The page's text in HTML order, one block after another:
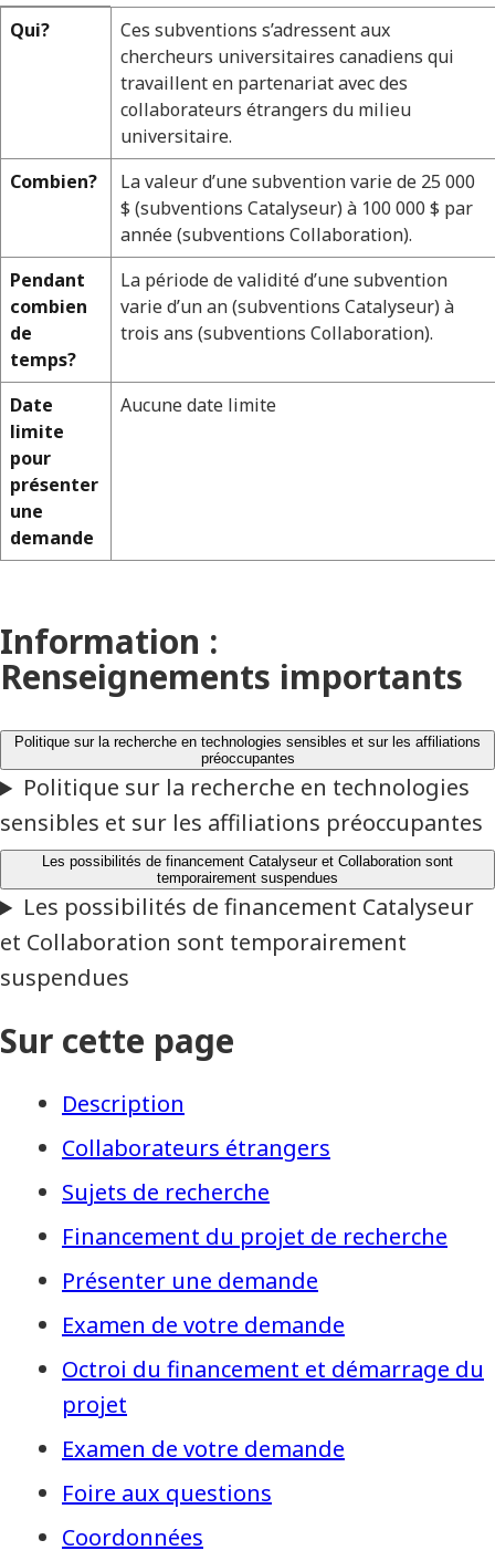
Overview
Qui?
Ces subventions s’adressent aux
chercheurs universitaires canadiens qui
travaillent en partenariat avec des
collaborateurs étrangers du milieu
universitaire.
Combien?
La valeur d’une subvention varie de 25 000
$ (subventions Catalyseur) à 100 000 $ par
année (subventions Collaboration).
Pendant
combien
de
temps?
La période de validité d’une subvention
varie d’un an (subventions Catalyseur) à
trois ans (subventions Collaboration).
Date
limite
pour
présenter
une
demande
Aucune date limite
Sur cette page
Description
Collaborateurs étrangers
Sujets de recherche
Financement du projet de recherche
Présenter une demande
Examen de votre demande
Octroi du financement et démarrage du
projet
Examen de votre demande
Foire aux questions
Coordonnées